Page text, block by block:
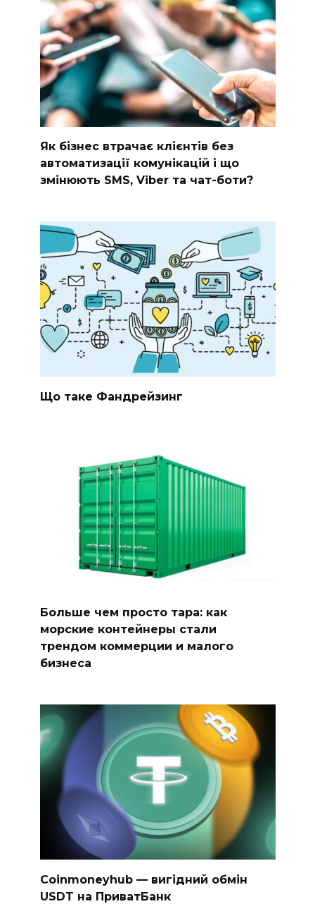
Як бізнес втрачає клієнтів без
автоматизації комунікацій і що
змінюють SMS, Viber та чат-боти?
Що таке Фандрейзинг
Больше чем просто тара: как
морские контейнеры стали
трендом коммерции и малого
бизнеса
Coinmoneyhub — вигідний обмін
USDT на ПриватБанк